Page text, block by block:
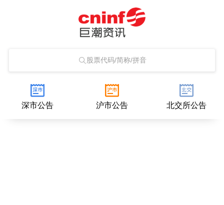
股票代码/简称/拼音
深市公告 沪市公告 北交所公告